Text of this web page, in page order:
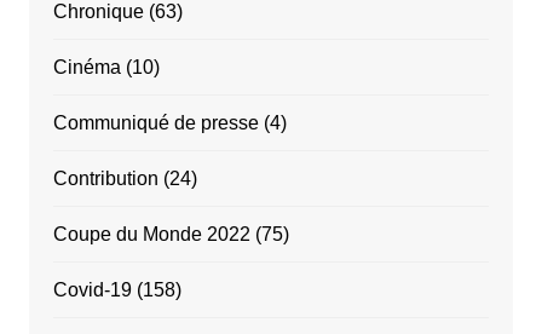
Chronique(63)
Cinéma (10)
Communiqué de presse(4)
Contribution (24)
Coupe du Monde 2022 (75)
Covid-19(158)